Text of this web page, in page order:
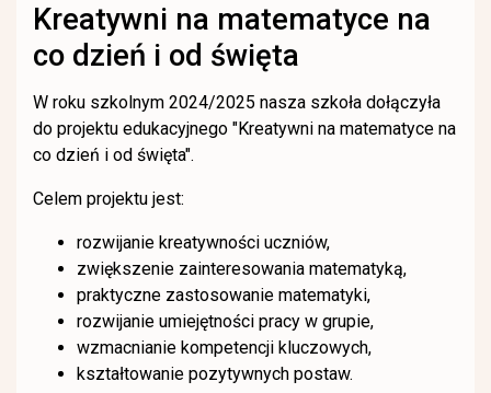
Kreatywni na matematyce na
co dzień i od święta
W roku szkolnym 2024/2025 nasza szkoła dołączyła
do projektu edukacyjnego "Kreatywni na matematyce na
co dzień i od święta".
Celem projektu jest:
rozwijanie kreatywności uczniów,
zwiększenie zainteresowania matematyką,
praktyczne zastosowanie matematyki,
rozwijanie umiejętności pracy w grupie,
wzmacnianie kompetencji kluczowych,
kształtowanie pozytywnych postaw.